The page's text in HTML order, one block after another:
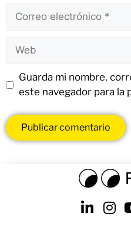
Guarda mi nombre,
este navegador para la